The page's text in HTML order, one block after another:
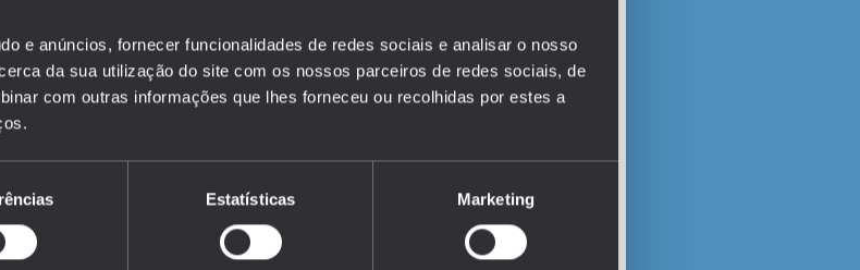
e anúncios, fornecer funcionalidades de redes sociais e analisar o nosso
da sua utilização do site com os nossos parceiros de redes sociais, de
com outras informações que lhes forneceu ou recolhidas por estes a
Estatísticas Marketing
EDUSTAT 2026
um indicador de desigualdade na
todos os indivíduos têm igual rendimento)
num único indivíduo). Isto significa que